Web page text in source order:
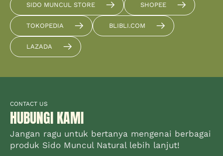
SIDO MUNCUL STORE SHOPEE
TOKOPEDIA BLIBLI.COM
LAZADA
CONTACT US
HUBUNGI KAMI
Jangan ragu untuk bertanya mengenai berbagai
produk Sido Muncul Natural lebih lanjut!